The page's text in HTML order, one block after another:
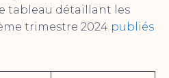
tableau détaillant les
trimestre 2024 publiés